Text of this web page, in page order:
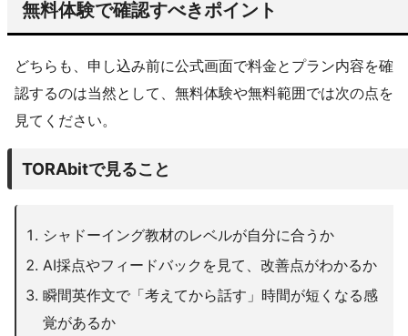
無料体験で確認すべきポイント
どちらも、申し込み前に公式画面で料金とプラン内容を確
認するのは当然として、無料体験や無料範囲では次の点を
見てください。
TORAbitで見ること
シャドーイング教材のレベルが自分に合うか
AI採点やフィードバックを見て、改善点がわかるか
瞬間英作文で「考えてから話す」時間が短くなる感
覚があるか